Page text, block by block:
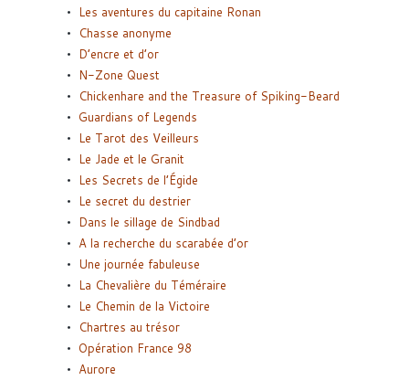
Les aventures du capitaine Ronan
Chasse anonyme
D’encre et d’or
N-Zone Quest
Chickenhare and the Treasure of Spiking-Beard
Guardians of Legends
Le Tarot des Veilleurs
Le Jade et le Granit
Les Secrets de l’Égide
Le secret du destrier
Dans le sillage de Sindbad
A la recherche du scarabée d’or
Une journée fabuleuse
La Chevalière du Téméraire
Le Chemin de la Victoire
Chartres au trésor
Opération France 98
Aurore